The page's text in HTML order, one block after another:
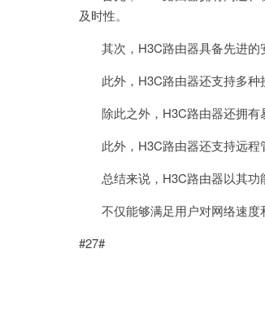
及时性。
其次，H3C路由器具备先进的
此外，H3C路由器还支持多种
除此之外，H3C路由器还拥有
此外，H3C路由器还支持远程
总结来说，H3C路由器以其功
不仅能够满足用户对网络速度
#27#